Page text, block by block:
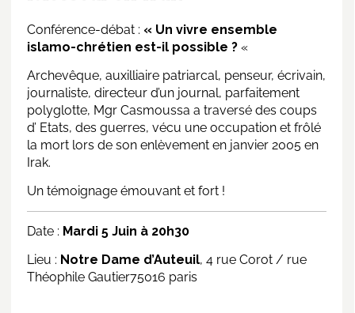
Conférence-débat : « Un vivre ensemble
islamo-chrétien est-il possible ? «
Archevêque, auxilliaire patriarcal, penseur, écrivain,
journaliste, directeur d’un journal, parfaitement
polyglotte, Mgr Casmoussa a traversé des coups
d’ Etats, des guerres, vécu une occupation et frôlé
la mort lors de son enlèvement en janvier 2005 en
Irak.
Un témoignage émouvant et fort !
Date : Mardi 5 Juin à 20h30
Lieu : Notre Dame d’Auteuil, 4 rue Corot / rue
Théophile Gautier75016 paris